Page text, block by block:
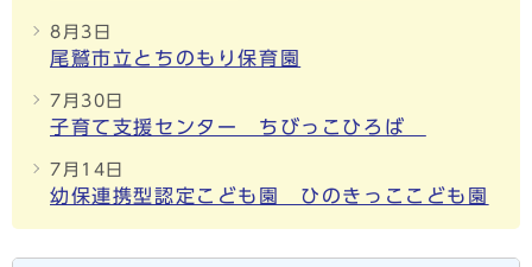
8月3日
尾鷲市立とちのもり保育園
7月30日
子育て支援センター ちびっこひろば
7月14日
幼保連携型認定こども園 ひのきっここども園